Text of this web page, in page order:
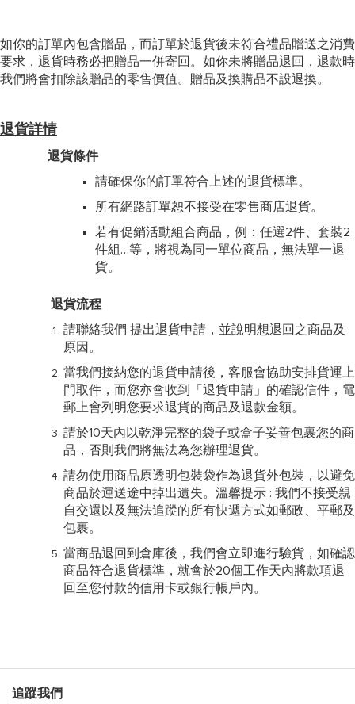
如你的訂單內包含贈品，而訂單於退貨後未符合禮品贈送之消費
要求，退貨時務必把贈品一併寄回。如你未將贈品退回，退款時
我們將會扣除該贈品的零售價值。贈品及換購品不設退換。
退貨詳情
退貨條件
請確保你的訂單符合上述的退貨標準。
所有網路訂單恕不接受在零售商店退貨。
若有促銷活動組合商品，例：任選2件、套裝2
件組…等，將視為同一單位商品，無法單一退
貨。
退貨流程
請聯絡我們 提出退貨申請，並說明想退回之商品及
原因。
當我們接納您的退貨申請後，客服會協助安排貨運上
門取件，而您亦會收到「退貨申請」的確認信件，電
郵上會列明您要求退貨的商品及退款金額。
請於10天內以乾淨完整的袋子或盒子妥善包裹您的商
品，否則我們將無法為您辦理退貨。
請勿使用商品原透明包裝袋作為退貨外包裝，以避免
商品於運送途中掉出遺失。溫馨提示 : 我們不接受親
自交還以及無法追蹤的所有快遞方式如郵政、平郵及
包裹。
當商品退回到倉庫後，我們會立即進行驗貨，如確認
商品符合退貨標準，就會於20個工作天內將款項退
回至您付款的信用卡或銀行帳戶內。
追蹤我們